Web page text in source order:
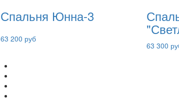
Спальня Юнна-3
63 200 руб
63 300